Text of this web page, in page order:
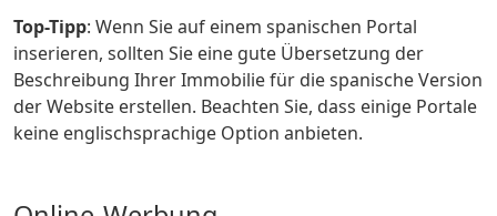
Top-Tipp: Wenn Sie auf einem spanischen Portal
inserieren, sollten Sie eine gute Übersetzung der
Beschreibung Ihrer Immobilie für die spanische Version
der Website erstellen. Beachten Sie, dass einige Portale
keine englischsprachige Option anbieten.